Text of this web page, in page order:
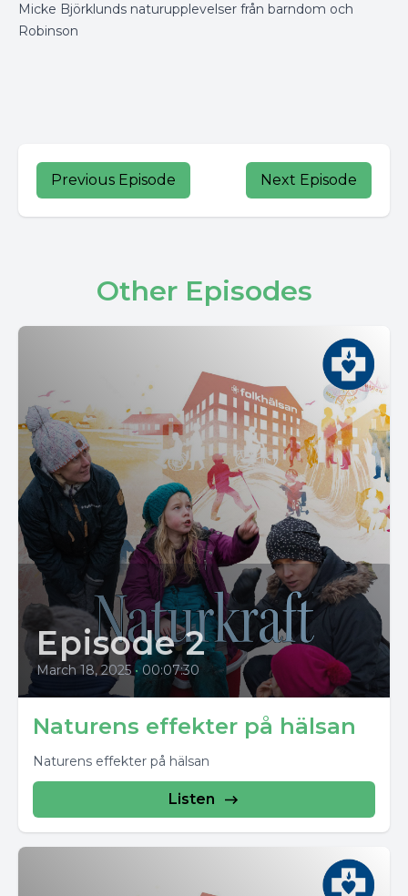
Micke Björklunds naturupplevelser från barndom och
Robinson
Previous Episode Next Episode
Other Episodes
Episode 2
March 18, 2025 • 00:07:30
Naturens effekter på hälsan
Naturens effekter på hälsan
Listen